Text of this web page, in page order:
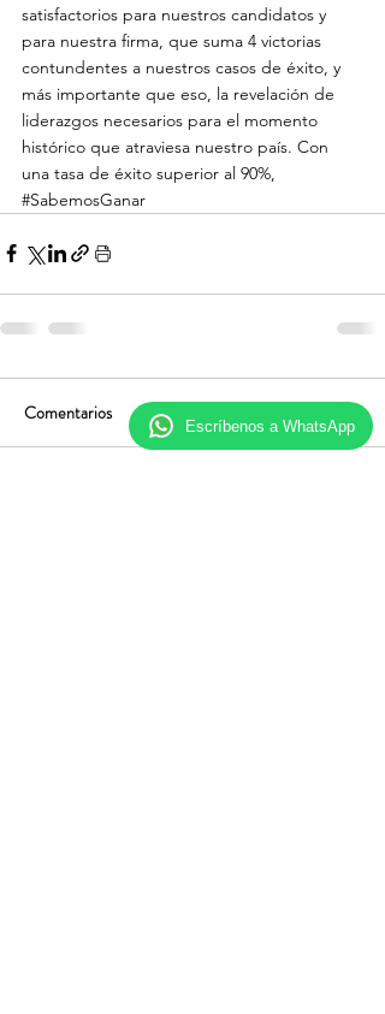
satisfactorios para nuestros candidatos y
para nuestra firma, que suma 4 victorias
contundentes a nuestros casos de éxito, y
más importante que eso, la revelación de
liderazgos necesarios para el momento
histórico que atraviesa nuestro país. Con
una tasa de éxito superior al 90%,
#SabemosGanar
Comentarios
Escríbenos a WhatsApp